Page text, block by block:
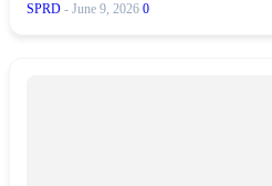
SPRD - June 9, 2026 0